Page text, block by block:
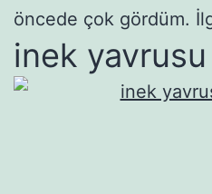
öncede çok gördüm.
inek